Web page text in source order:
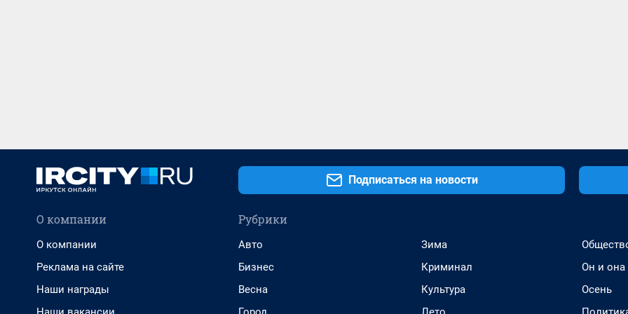
Подписаться на новости
О компании
О компании
Реклама на сайте
Наши награды
Рубрики
Авто
Бизнес
Весна
Зима
Криминал
Культура
Он и она
Осень